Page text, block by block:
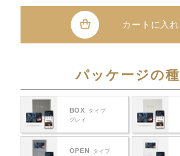
カートに入れ
パッケージの
BOX
タイプ
グレイ
OPEN
タイプ